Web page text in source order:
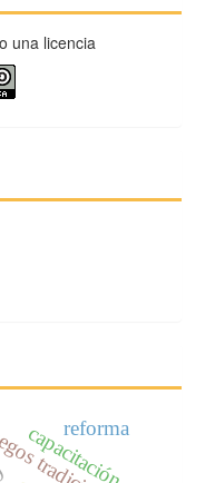
una licencia
capacitación
reforma